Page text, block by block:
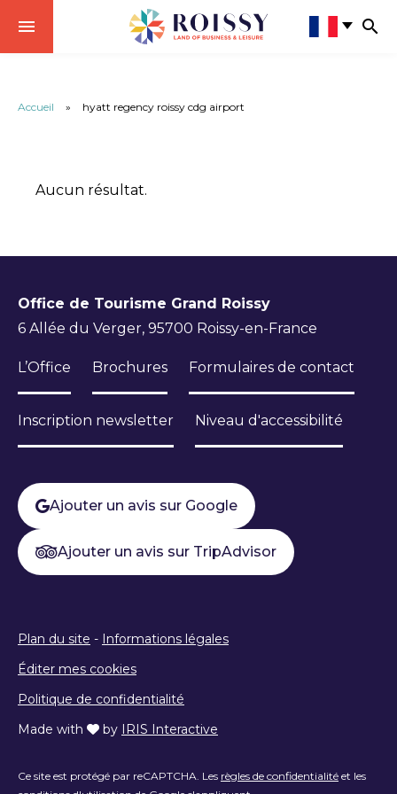
Accueil » hyatt regency roissy cdg airport
Aucun résultat.
Office de Tourisme Grand Roissy
6 Allée du Verger, 95700 Roissy-en-France
L’Office Brochures Formulaires de contact
Inscription newsletter Niveau d'accessibilité
Ajouter un avis sur Google
Ajouter un avis sur TripAdvisor
Plan du site - Informations légales
Éditer mes cookies
Politique de confidentialité
Made with
by IRIS Interactive
Ce site est protégé par reCAPTCHA. Les règles de confidentialité et les